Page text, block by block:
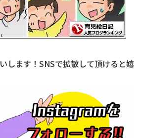
します！SNSで拡散して頂けると嬉